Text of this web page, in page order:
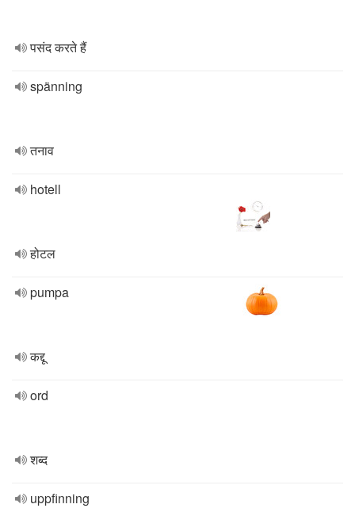
पसंद करते हैं
spänning
तनाव
hotell
होटल
pumpa
कद्दू
ord
शब्द
uppfinning